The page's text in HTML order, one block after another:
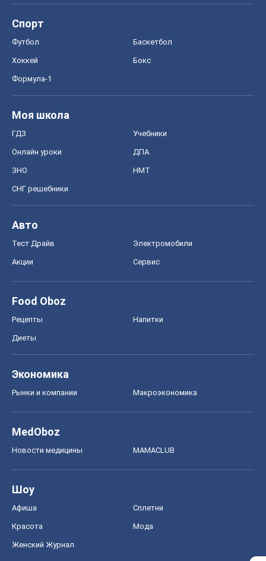
Спорт
Футбол Баскетбол
Хоккей Бокс
Формула-1
Моя школа
ГДЗ Учебники
Онлайн уроки ДПА
ЗНО НМТ
СНГ решебники
Авто
Тест Драйв Электромобили
Акции Сервис
Food Oboz
Рецепты Напитки
Диеты
Экономика
Рынки и компании Mакроэкономика
MedOboz
Новости медицины MAMACLUB
Шоу
Афиша Сплетни
Красота Мода
Женский Журнал